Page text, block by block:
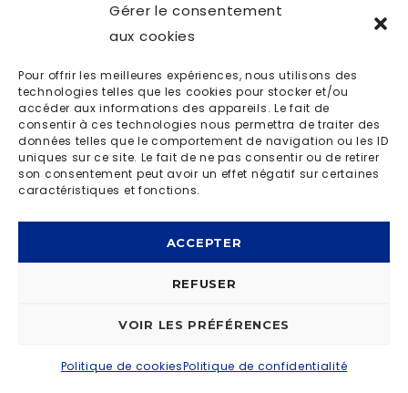
Gérer le consentement
aux cookies
Pour offrir les meilleures expériences, nous utilisons des
technologies telles que les cookies pour stocker et/ou
accéder aux informations des appareils. Le fait de
consentir à ces technologies nous permettra de traiter des
données telles que le comportement de navigation ou les ID
uniques sur ce site. Le fait de ne pas consentir ou de retirer
son consentement peut avoir un effet négatif sur certaines
caractéristiques et fonctions.
ACCEPTER
REFUSER
VOIR LES PRÉFÉRENCES
Politique de cookiesPolitique de confidentialité
© OD LIVE 2023 | MADE BYI-LOGICS|POLITIQUE DE
CONFIDENTIALITÉ